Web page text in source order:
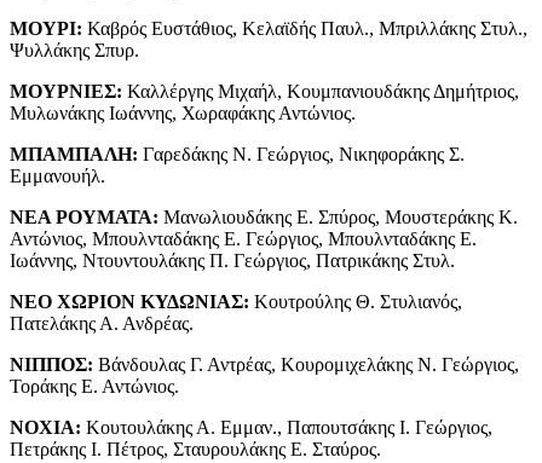
ΜΟΥΡΙ: Καβρός Ευστάθιος, Κελαϊδής Παυλ., Μπριλλάκης Στυλ.,
Ψυλλάκης Σπυρ.
ΜΟΥΡΝΙΕΣ: Καλλέργης Μιχαήλ, Κουμπανιουδάκης Δημήτριος,
Μυλωνάκης Ιωάννης, Χωραφάκης Αντώνιος.
ΜΠΑΜΠΑΛΗ: Γαρεδάκης Ν. Γεώργιος, Νικηφοράκης Σ.
Εμμανουήλ.
ΝΕΑ ΡΟΥΜΑΤΑ: Μανωλιουδάκης Ε. Σπύρος, Μουστεράκης Κ.
Αντώνιος, Μπουλνταδάκης Ε. Γεώργιος, Μπουλνταδάκης Ε.
Ιωάννης, Ντουντουλάκης Π. Γεώργιος, Πατρικάκης Στυλ.
ΝΕΟ ΧΩΡΙΟΝ ΚΥΔΩΝΙΑΣ: Κουτρούλης Θ. Στυλιανός,
Πατελάκης Α. Ανδρέας.
ΝΙΠΠΟΣ: Βάνδουλας Γ. Αντρέας, Κουρομιχελάκης Ν. Γεώργιος,
Τοράκης Ε. Αντώνιος.
ΝΟΧΙΑ: Κουτουλάκης Α. Εμμαν., Παπουτσάκης I. Γεώργιος,
Πετράκης I. Πέτρος, Σταυρουλάκης Ε. Σταύρος.